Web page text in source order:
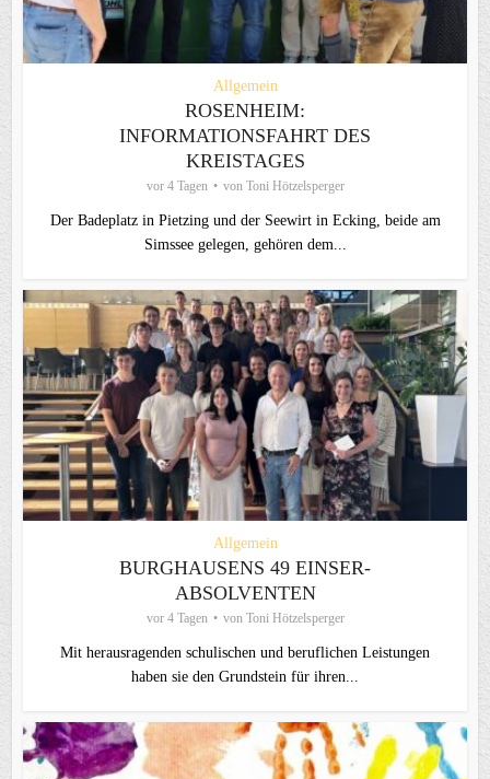
Allgemein
ROSENHEIM:
INFORMATIONSFAHRT DES
KREISTAGES
vor 4 Tagen von Toni Hötzelsperger
Der Badeplatz in Pietzing und der Seewirt in Ecking, beide am
Simssee gelegen, gehören dem...
Allgemein
BURGHAUSENS 49 EINSER-
ABSOLVENTEN
vor 4 Tagen von Toni Hötzelsperger
Mit herausragenden schulischen und beruflichen Leistungen
haben sie den Grundstein für ihren...